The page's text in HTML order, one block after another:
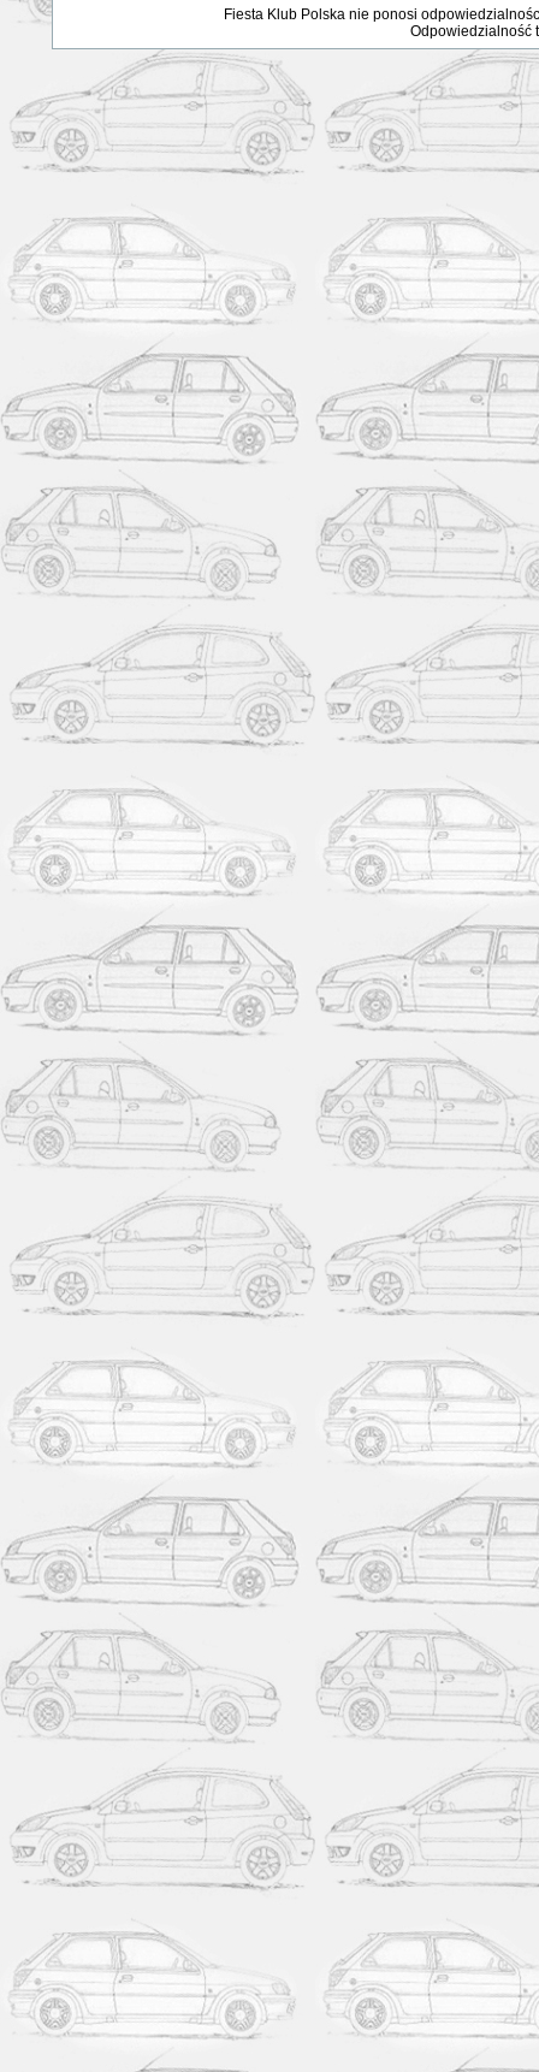
Fiesta Klub Polska nie ponosi
Odpowiedzialność